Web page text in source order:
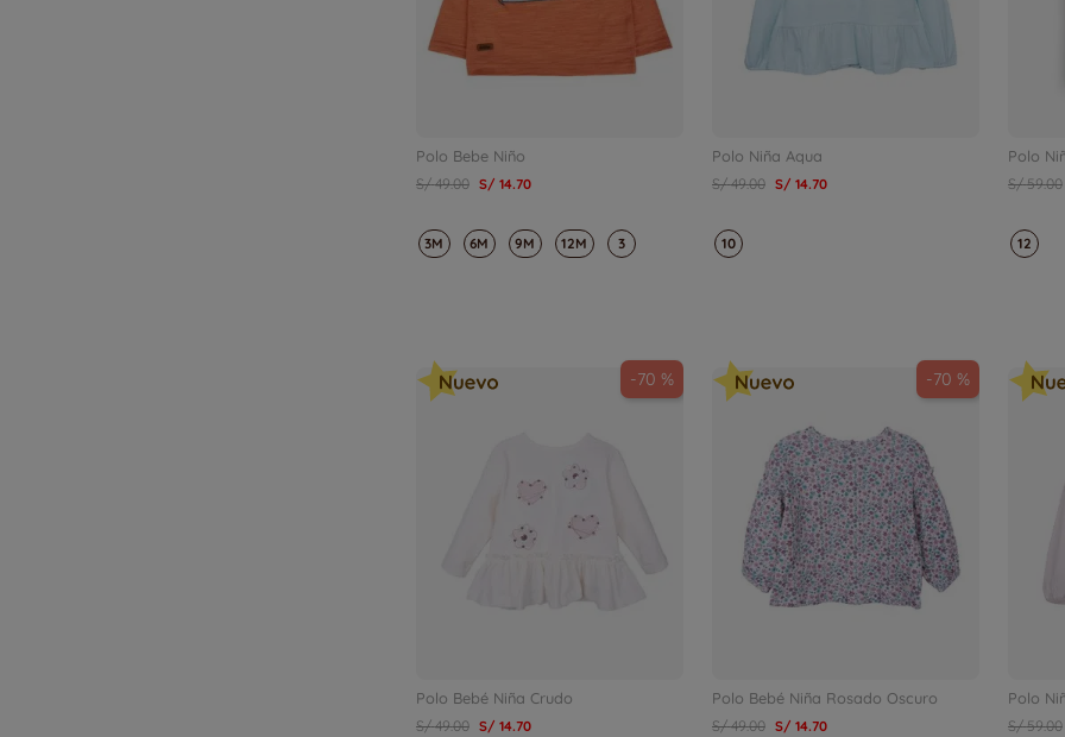
Polo Bebe Niño
S/ 49.00 S/ 14.70
3M 6M 9M 12M 3
Polo Niña Aqua
S/ 49.00 S/ 14.70
10
Polo
S/ 59.00
12
Polo Bebé Niña Crudo
S/ 49.00 S/ 14.70
-70 %
Polo Bebé Niña Rosado Oscuro
S/ 49.00 S/ 14.70
-70 %
Polo
S/ 59.00